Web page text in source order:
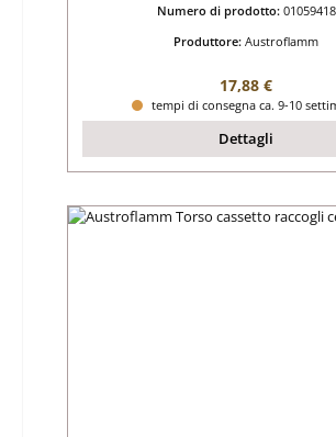
Numero di prodotto: 01059418
Produttore: Austroflamm
Prezzo normale:
17,88 €
tempi di consegna ca. 9-10
Dettagli